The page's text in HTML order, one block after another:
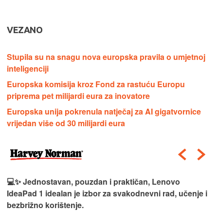
VEZANO
Stupila su na snagu nova europska pravila o umjetnoj
inteligenciji
Europska komisija kroz Fond za rastuću Europu
priprema pet milijardi eura za inovatore
Europska unija pokrenula natječaj za AI gigatvornice
vrijedan više od 30 milijardi eura
💻✨ Jednostavan, pouzdan i praktičan, Lenovo
IdeaPad 1 idealan je izbor za svakodnevni rad, učenje i
bezbrižno korištenje.